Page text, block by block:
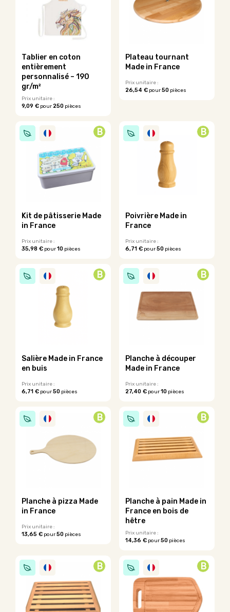
Tablier en coton
entièrement
personnalisé – 190
gr/m²
Prix unitaire :
9,09 € pour250 pièces
produit
a
plusieurs
variations.
options
peuvent
sur
la
du
produit
Plateau tournant
Made in France
Prix unitaire :
26,54 €pour50pièces
plusieurs
variations.
page
du
B
Kit de pâtisserie Made
in France
Prix unitaire :
35,98 € pour10 pièces
produit
a
plusieurs
variations.
sur
du
produit
B
Poivrière Made in
France
Prix unitaire :
6,71 €pour50pièces
produit
a
plusieurs
variations.
options
sur
la
du
produit
B
Salière Made in France
en buis
Prix unitaire :
6,71 € pour50 pièces
produit
a
plusieurs
variations.
Les
sur
la
du
produit
B
Planche à découper
Made in France
Prix unitaire :
27,40 €pour10pièces
produit
a
plusieurs
variations.
Les
options
sur
la
page
produit
B
Planche à pizza Made
in France
Prix unitaire :
13,65 € pour50 pièces
a
plusieurs
variations.
Les
options
B
Planche à pain Made in
France en bois de
hêtre
Prix unitaire :
14,36 €pour50pièces
produit
a
plusieurs
variations.
options
B B